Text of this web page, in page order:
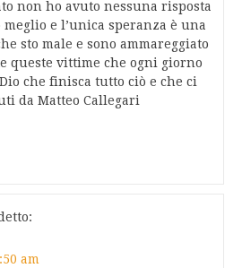
non ho avuto nessuna risposta
e l’unica speranza è una
sto male e sono ammareggiato
queste vittime che ogni giorno
che finisca tutto ciò e che ci
da Matteo Callegari
am